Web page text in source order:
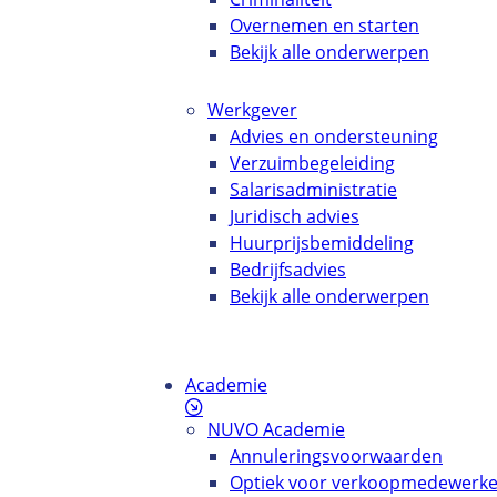
Overnemen en starten
Bekijk alle onderwerpen
Werkgever
Advies en ondersteuning
Verzuimbegeleiding
Salarisadministratie
Juridisch advies
Huurprijsbemiddeling
Bedrijfsadvies
Bekijk alle onderwerpen
Academie
NUVO Academie
Annuleringsvoorwaarden
Optiek voor